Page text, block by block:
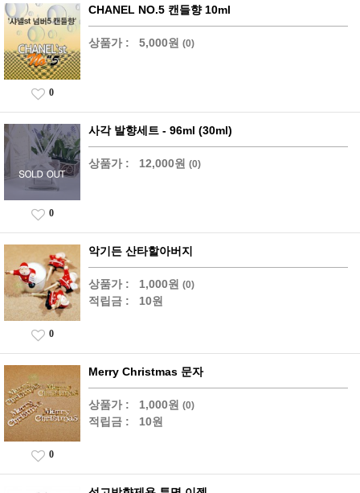
CHANEL NO.5 캔들향 10ml
상품가 : 5,000원 (0)
0
사각 발향세트 - 96ml (30ml)
상품가 : 12,000원 (0)
0
악기든 산타할아버지
상품가 : 1,000원 (0)
적립금 : 10원
0
Merry Christmas 문자
상품가 : 1,000원 (0)
적립금 : 10원
0